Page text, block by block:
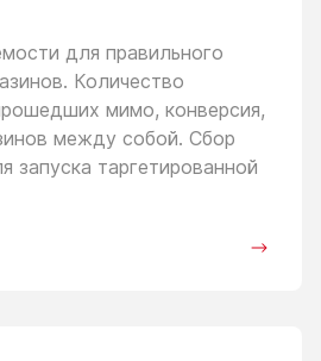
для правильного
Количество
мимо, конверсия,
между собой. Сбор
запуска таргетированной